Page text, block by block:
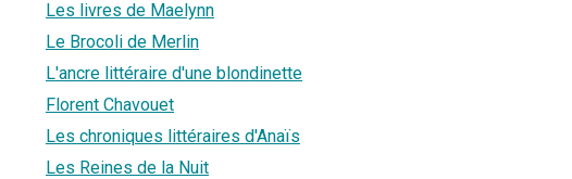
Les livres de Maelynn
Le Brocoli de Merlin
L'ancre littéraire d'une blondinette
Florent Chavouet
Les chroniques littéraires d'Anaïs
Les Reines de la Nuit